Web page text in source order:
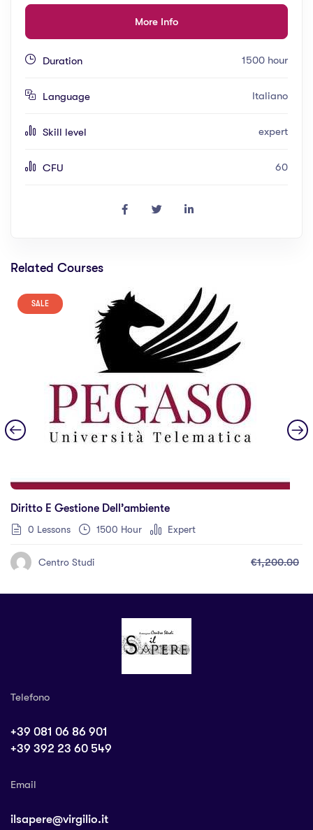
More Info
Duration 1500 hour
Language Italiano
Skill level expert
CFU 60
Related Courses
SALE
Diritto E Gestione Dell’ambiente
0 Lessons 1500 Hour Expert
Centro Studi €1,200.00
Telefono
+39 081 06 86 901
+39 392 23 60 549
Email
ilsapere@virgilio.it